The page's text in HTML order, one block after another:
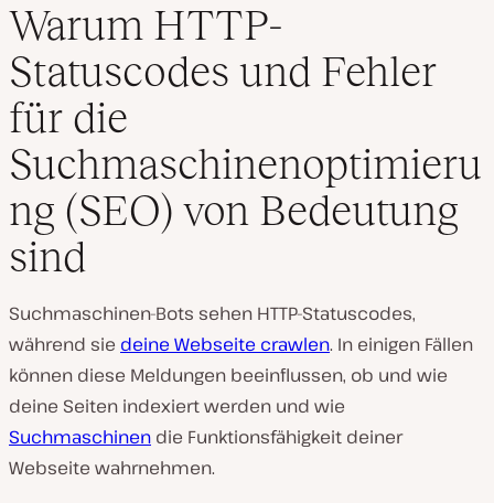
Warum HTTP-
Statuscodes und Fehler
für die
Suchmaschinenoptimieru
ng (SEO) von Bedeutung
sind
Suchmaschinen-Bots sehen HTTP-Statuscodes,
während sie deine Webseite crawlen. In einigen Fällen
können diese Meldungen beeinflussen, ob und wie
deine Seiten indexiert werden und wie
Suchmaschinen die Funktionsfähigkeit deiner
Webseite wahrnehmen.